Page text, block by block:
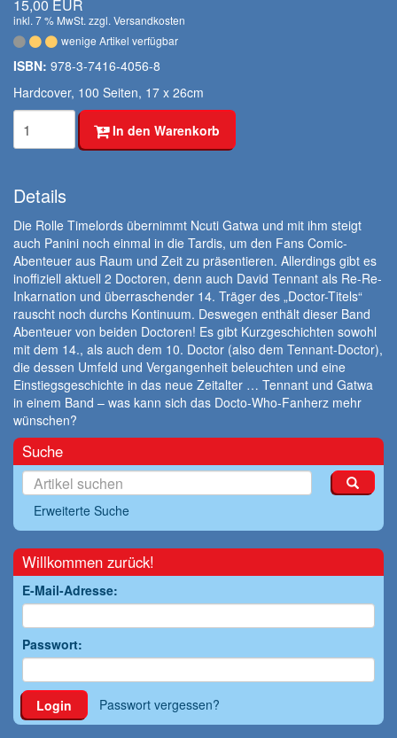
15,00 EUR
inkl. 7 % MwSt. zzgl. Versandkosten
wenige Artikel verfügbar
ISBN: 978-3-7416-4056-8
Hardcover, 100 Seiten, 17 x 26cm
In den Warenkorb
Details
Die Rolle Timelords übernimmt Ncuti Gatwa und mit ihm steigt
auch Panini noch einmal in die Tardis, um den Fans Comic-
Abenteuer aus Raum und Zeit zu präsentieren. Allerdings gibt es
inoffiziell aktuell 2 Doctoren, denn auch David Tennant als Re-Re-
Inkarnation und überraschender 14. Träger des „Doctor-Titels“
rauscht noch durchs Kontinuum. Deswegen enthält dieser Band
Abenteuer von beiden Doctoren! Es gibt Kurzgeschichten sowohl
mit dem 14., als auch dem 10. Doctor (also dem Tennant-Doctor),
die dessen Umfeld und Vergangenheit beleuchten und eine
Einstiegsgeschichte in das neue Zeitalter … Tennant und Gatwa
in einem Band – was kann sich das Docto-Who-Fanherz mehr
wünschen?
Suche
Erweiterte Suche
Willkommen zurück!
E-Mail-Adresse:
Passwort:
Login Passwort vergessen?